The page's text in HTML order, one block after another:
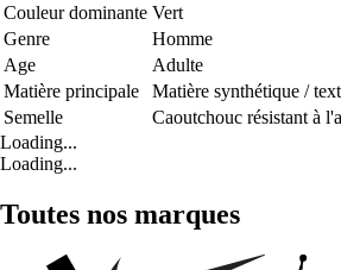
Couleur dominante Vert
Genre
Homme
Age
Adulte
Matière principale
Matière synthétique /
Semelle
Caoutchouc résistant à
Loading...
Loading...
Toutes nos marques